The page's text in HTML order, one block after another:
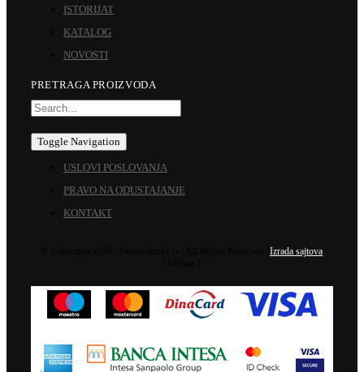
ISTORIJAT
KATALOG
NOVOSTI
PRETRAGA PROIZVODA
Toggle Navigation
USLOVI POSLOVANJA
PRAVO NA ODUSTAJANJE
KONTAKT
Izrada sajtova